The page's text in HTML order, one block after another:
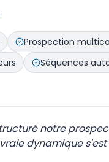
Prospection
Séquences
notre
dynamique